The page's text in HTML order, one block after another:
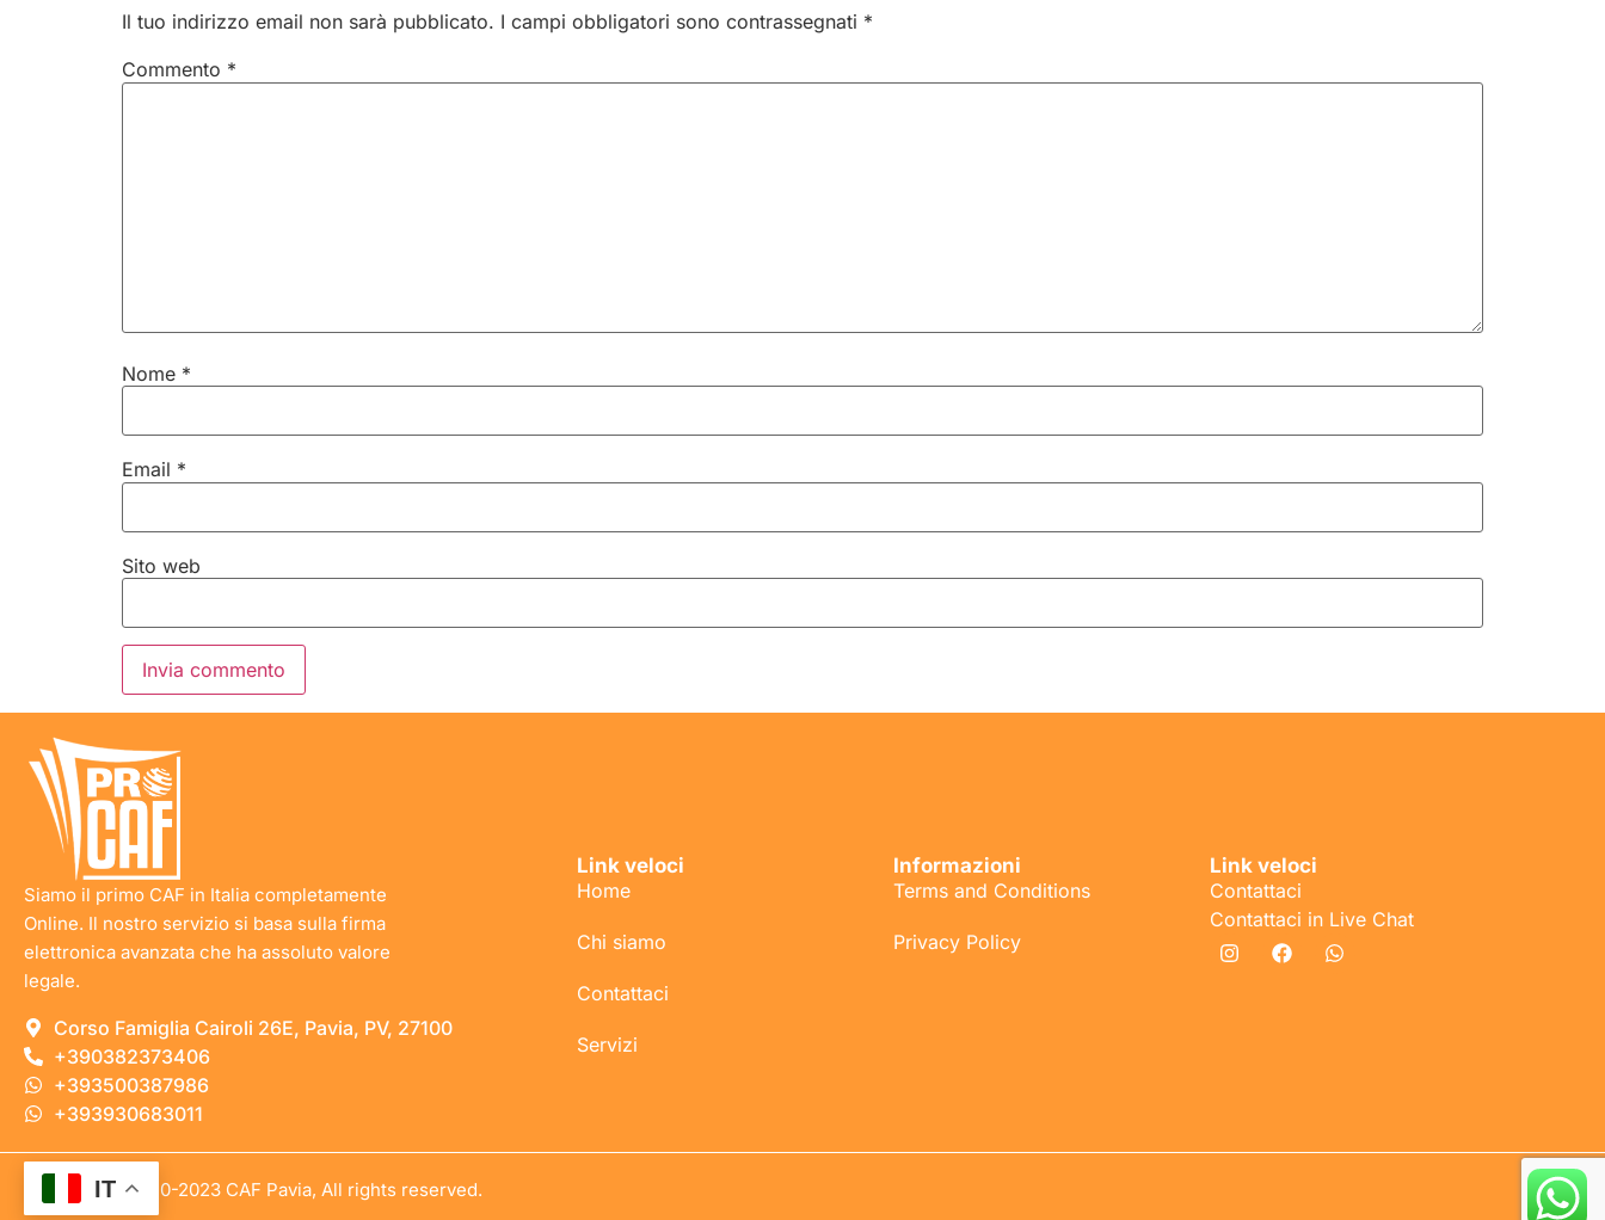
Il tuo indirizzo email non sarà pubblicato. I campi obbligatori sono contrassegnati *
Commento *
Nome *
Email *
Sito web
Siamo il primo CAF in Italia completamente
Online. Il nostro servizio si basa sulla firma
elettronica avanzata che ha assoluto valore
legale.
Corso Famiglia Cairoli 26E, Pavia, PV, 27100
+390382373406
+393500387986
+393930683011
Link veloci
Home
Chi siamo
Contattaci
Servizi
Informazioni
Terms and Conditions
Privacy Policy
Link veloci
Contattaci
Contattaci in Live Chat
copyright © 2010-2023 CAF Pavia, All rights reserved.
IT